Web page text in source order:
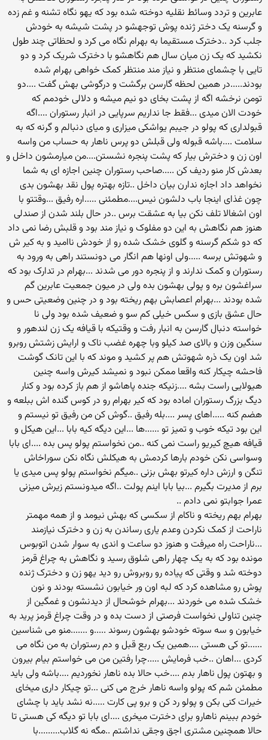
عابرین و تردد وسائط نقلیه دوخته شده بود که یهو نگاه تشنه و غم زده
و گرسنه یک دختر ژنده پوش توجهشو در پشت شیشه به خودش
جلب کرد ..دخترک مستقیما به بهرام نگاه می کرد و لحظاتی چند طول
نکشید که یک زن میان سال هم نگاهشو با دخترک شریک کرد و دو
تایی با چشمای منتظر و نیاز مند منتظر کمک خواهی بهرام شده
بودند.....در همین لحظه گارسن برگشت و درگوشی بهش گفت ....دو
تومن نرخشه اگه از پشت بخای دو نیم میشه و دلالی خودمم که
خودت الان میدی ...فقط جا نداریم سرپایی در انبار رستوران ....اگه
قبولداری که پولو در جیبم یواشکی میزاری و میای دنبالم و گرنه که به
سلامت ....باشه قبوله ولی قبلش دو پرس ناهار به حساب من واسه
اون زن و دخترش بیار که پشت پنجره نشستن....من میارمشون داخل و
بعدش کار منو ردیف کن .....صاحب رستوران چنین اجازه ای به شما
نخواهد داد اجازه ندارن بیان داخل ..تازه بهتره پول نقد بهشون بدی
چون غذای اینجا باب دلشون نیس....مطمئنی .....اره رفیق ...وقتتو با
اون اشغالا تلف نکن بیا به عشقت برس ..در حال بلند شدن از صندلی
هنوز هم نگاهش به این دو مفلوک و نیاز مند بود و قلبش رضا نمی داد
که دو شکم گرسنه و گلوی خشک شده رو از خودش ناامید و به کیر ش
و شهوتش برسه .....ولی اونها هم انگار می دونستند راهی به ورود به
رستوران و کمک ندارند و از پنجره دور می شدند ...بهرام در تدارک بود که
سراغشون بره و پولی بهشون بده ولی در میون جمعیت عابرین گم
شده بودند ...بهرام اعصابش بهم ریخته بود و در چنین وضعیتی حس و
حال عشق بازی و سکس خیلی کم سو و ضعیف شده بود ولی نا
خواسته دنبال گارسن به انبار رفت و وقتیکه با قیافه یک زن لندهور و
سنگین وزن و بالای صد کیلو وبا چهره غضب ناک و ارایش زشتش روبرو
شد اون یک ذره شهوتش هم پر کشید و موند که با این تانک گوشت
فاحشه چیکار کنه واقعا ممکن نبود و نمیشد کیرش واسه چنین
هیولایی راست بشه ....زنیکه جنده پاهاشو از هم باز کرده بود و کنار
دیگ بزرگ رستوران اماده بود که کیر بهرام رو در کوس گنده اش ببلعه و
هضم کنه .....اهای پسر ....بله رفیق ..گوش کن من رفیق تو نیستم و
این بود تیکه خوب و تمیز تو ......ها ...این دیگه کیه بابا ...این هیکل و
قیافه هیچ کیریو راست نمی کنه ..من نخواستم پولو پس بده ....ای بابا
وسواسی نکن خودم بارها کردمش به هیکلش نگاه نکن سوراخاش
تنگن و ارزش داره کیرتو بهش بزنی ..میگم نخواستم پولو پس میدی یا
برم از مدیرت بگیرم ...بیا بابا اینم پولت ..اگه میدونستم زیرش میزنی
عمرا جوابتو نمی دادم ..
بهرام بهم ریخته و ناکام از سکسی که بهش نیومد و از همه مهمتر
ناراحت از کمک نکردن وعدم یاری رساندن به زن و دخترک نیازمند
...ناراحت راه میرفت و هنوز دو ساعت و اندی به سوار شدن اتوبوس
مونده بود که به یک چهار راهی شلوق رسید و نگاهش به چراغ قرمز
دوخته شد و وقتی که پیاده رو روبروش رو دید یهو زن و دخترک ژنده
پوش رو مشاهده کرد که لبه اون ور خیابون نشسته بودند و نون
خشک شده می خوردند ...بهرام خوشحال از دیدنشون و غمگین از
چنین تناولی نخواست فرصتی از دست بده و در وقت چراغ قرمز پرید به
خیابون و سه سوته خودشو بهشون رسوند .....و .......منو می شناسین
......تو کی هستی ....همین یک ربع قبل و دم رستوران به من نگاه می
کردی ...اهان ..خب فرمایش .....چرا رفتین من می خواستم بیام بیرون
و بهتون پول ناهار بدم ....خب حالا بده ناهار نخوردیم ....باشه ولی باید
مطمئن شم که پولو واسه ناهار خرج می کنی ...تو چیکار داری میخای
خیرات کنی بکن و پولو رد کن و برو پی کارت .....نه نشد باید با چشای
خودم ببینم ناهارو برای دخترت میخری ....ای بابا تو دیگه کی هستی تا
حالا همچنین مشتری اجق وجقی نداشتم ..مگه نه گلاب.........با